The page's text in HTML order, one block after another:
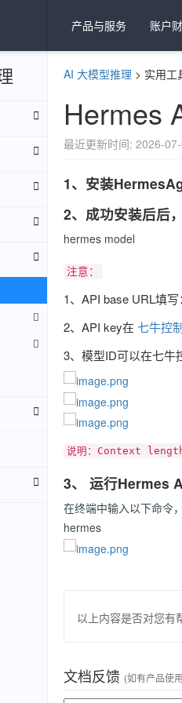
产品与服务 账户
AI 大模型推理 > 实用工
Hermes
最近更新时间: 2026-
1、安装
2、成功安装后后
hermes model
注意：
1、API base URL填写：
2、API key在 七牛控
3、模型ID可以在七牛
说明：Context length
3、 运行Hermes
在终端中输入以下命令
hermes
以上内容是否对您有
文档反馈 (如有产品使